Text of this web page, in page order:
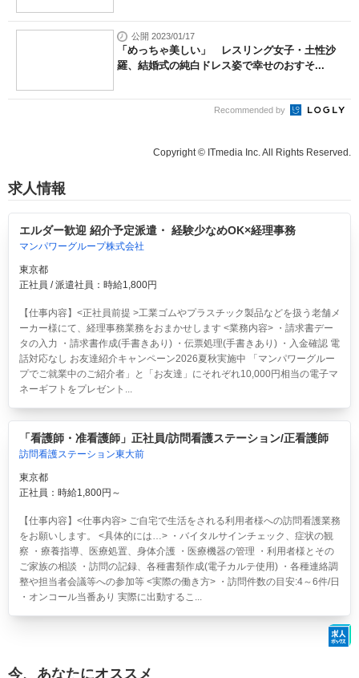
公開 2023/01/17
「めっちゃ美しい」 レスリング女子・土性沙
羅、結婚式の純白ドレス姿で幸せのおすそ...
Recommended by
Copyright © ITmedia Inc. All Rights Reserved.
求人情報
エルダー歓迎 紹介予定派遣・ 経験少なめOK×経理事務
マンパワーグループ株式会社
東京都
正社員 / 派遣社員：時給1,800円
【仕事内容】<正社員前提 >工業ゴムやプラスチック製品などを扱う老舗メ
ーカー様にて、経理事務業務をおまかせします <業務内容> ・請求書デー
タの入力 ・請求書作成(手書きあり) ・伝票処理(手書きあり) ・入金確認 電
話対応なし お友達紹介キャンペーン2026夏秋実施中 「マンパワーグルー
プでご就業中のご紹介者」と「お友達」にそれぞれ10,000円相当の電子マ
ネーギフトをプレゼント...
「看護師・准看護師」正社員/訪問看護ステーション/正看護師
訪問看護ステーション東大前
東京都
正社員：時給1,800円～
【仕事内容】<仕事内容> ご自宅で生活をされる利用者様への訪問看護業務
をお願いします。 <具体的には…> ・バイタルサインチェック、症状の観
察 ・療養指導、医療処置、身体介護 ・医療機器の管理 ・利用者様とその
ご家族の相談 ・訪問の記録、各種書類作成(電子カルテ使用) ・各種連絡調
整や担当者会議等への参加等 <実際の働き方> ・訪問件数の目安:4～6件/日
・オンコール当番あり 実際に出動するこ...
今、あなたにオススメ